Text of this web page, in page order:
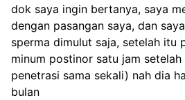
dok saya ingin bertanya, saya
dengan pasangan saya, dan
sperma dimulut saja, setelah itu
minum postinor satu jam
penetrasi sama sekali) nah dia
bulan